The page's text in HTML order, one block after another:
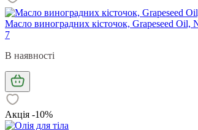
Масло виноградних кісточок, Grapeseed Oil,
7
В наявності
Акція -10%